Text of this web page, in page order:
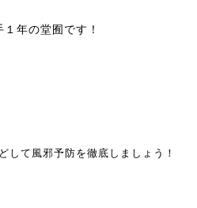
１年の堂囿です！
して風邪予防を徹底しましょう！